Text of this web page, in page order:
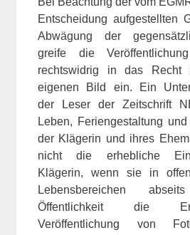
Entscheidung aufgestellten
Abwägung der
greife die
rechtswidrig in das Recht
eigenen Bild ein. Ein
der Leser der Zeitschrift
Leben, Feriengestaltung
der Klägerin und ihres
nicht die erhebliche
Klägerin, wenn sie in
Lebensbereichen
Öffentlichkeit die
Veröffentlichung von